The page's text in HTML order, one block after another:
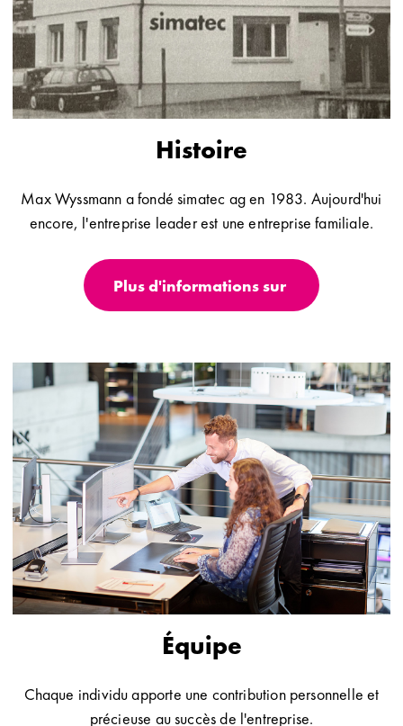
Histoire
Max Wyssmann a fondé simatec ag en 1983. Aujourd'hui
encore, l'entreprise leader est une entreprise familiale.
Plus d'informations sur
Équipe
Chaque individu apporte une contribution personnelle et
précieuse au succès de l'entreprise.